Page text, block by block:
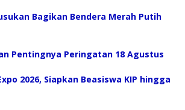
Bagikan Bendera Merah Putih
Pentingnya Peringatan 18 Agustus
2026, Siapkan Beasiswa KIP hingga